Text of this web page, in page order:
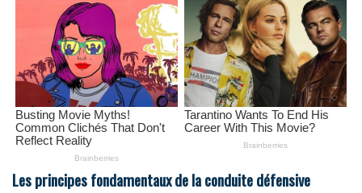
Les principes fondamentaux de la conduite défensive